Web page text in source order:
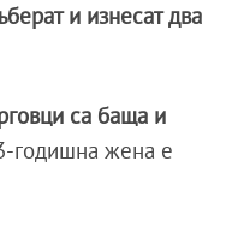
и изнесат два
са баща и
годишна жена е